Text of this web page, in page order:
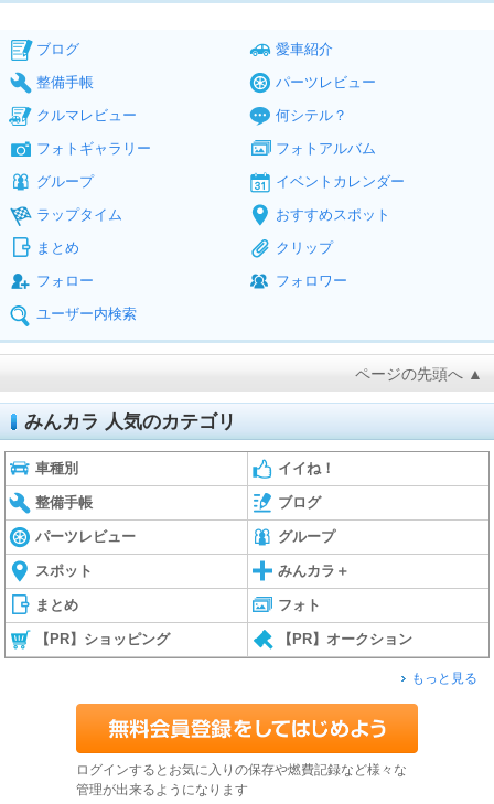
ブログ
愛車紹介
整備手帳
パーツレビュー
クルマレビュー
何シテル？
フォトギャラリー
フォトアルバム
グループ
イベントカレンダー
ラップタイム
おすすめスポット
まとめ
クリップ
フォロー
フォロワー
ユーザー内検索
ページの先頭へ ▲
みんカラ 人気のカテゴリ
車種別 イイね！
整備手帳 ブログ
パーツレビュー グループ
スポット みんカラ＋
まとめ フォト
【PR】ショッピング 【PR】オークション
もっと見る
ログインするとお気に入りの保存や燃費記録など様々な
管理が出来るようになります